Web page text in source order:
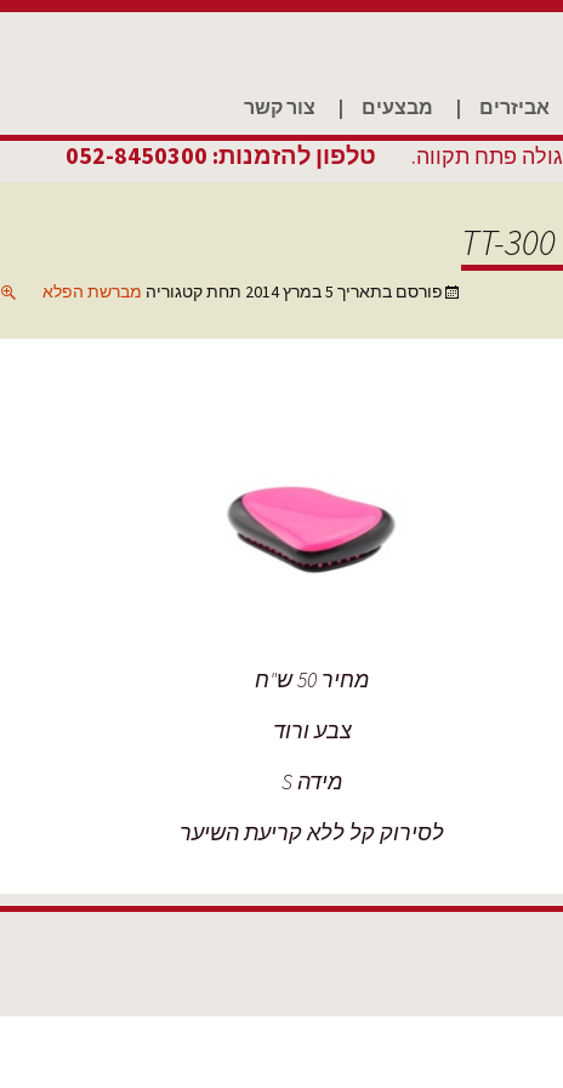
אביזרים | מבצעים | צור קשר
טלפון להזמנות: 052-8450300
פורסם בתאריך 5 במרץ 2014 תחת קטגוריה מברשת הפלא
מחיר 50 ש"ח
צבע ורוד
מידה S
לסירוק קל ללא קריעת השיער